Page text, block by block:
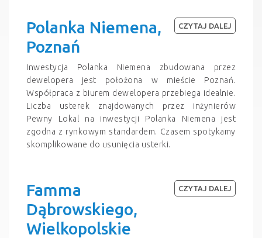
Polanka Niemena,
Poznań
Inwestycja Polanka Niemena zbudowana przez
dewelopera jest położona w mieście Poznań.
Współpraca z biurem dewelopera przebiega idealnie.
Liczba usterek znajdowanych przez inżynierów
Pewny Lokal na inwestycji Polanka Niemena jest
zgodna z rynkowym standardem. Czasem spotykamy
skomplikowane do usunięcia usterki.
CZYTAJ DALEJ
Famma
Dąbrowskiego,
Wielkopolskie
CZYTAJ DALEJ